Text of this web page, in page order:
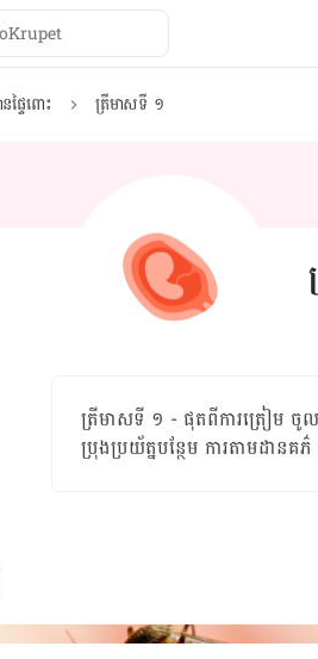
ផ្ទៃពោះ ត្រីមាសទី ១
ត្រីមាសទី ១ - ផុត​ពីការ​ត្រៀម ចូល​ដ
ប្រុងប្រយ័ត្ន​បន្ថែម ការ​តាមដា